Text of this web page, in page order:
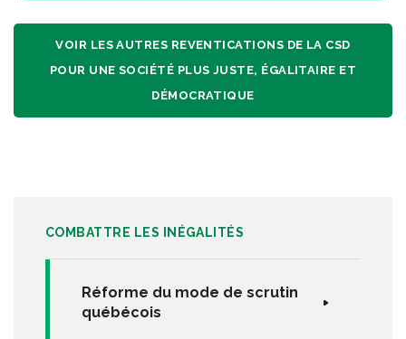
COMBATTRE LES INÉGALITÉS
Réforme du mode de scrutin
québécois
VOIR LES AUTRES REVENTICATIONS DE LA CSD
POUR UNE SOCIÉTÉ PLUS JUSTE, ÉGALITAIRE ET
DÉMOCRATIQUE